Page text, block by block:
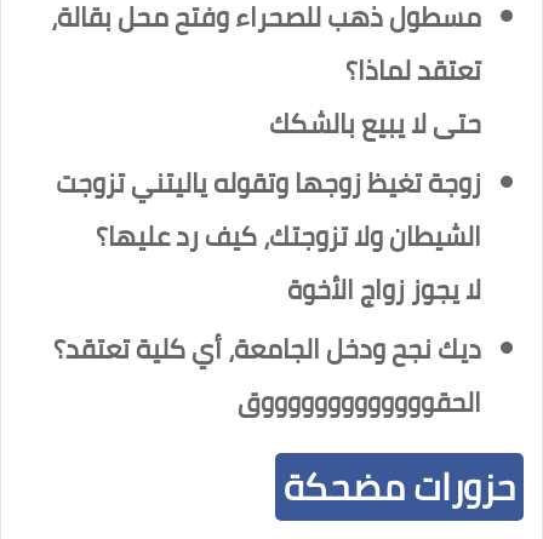
مسطول ذهب للصحراء وفتح محل بقالة،
تعتقد لماذا؟
حتى لا يبيع بالشكك
زوجة تغيظ زوجها وتقوله ياليتني تزوجت
الشيطان ولا تزوجتك، كيف رد عليها؟
لا يجوز زواج الأخوة
ديك نجح ودخل الجامعة، أي كلية تعتقد؟
الحقوووووووووووووق
حزورات مضحكة